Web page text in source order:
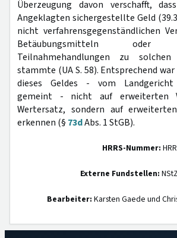
Überzeugung davon verschafft,
Angeklagten sichergestellte Geld
nicht verfahrensgegenständlichen
Betäubungsmitteln oder
Teilnahmehandlungen zu solchen
stammte (UA S. 58). Entsprechend
dieses Geldes - vom
gemeint - nicht auf erweiterten
Wertersatz, sondern auf
erkennen (§ 73dAbs. 1 StGB).
HRRS-Nummer:
Externe Fundstellen:
Bearbeiter: Karsten Gaede und